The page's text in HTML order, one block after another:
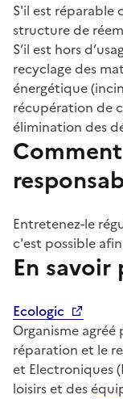
S'il est réparable
structure de
S’il est hors
recyclage des
énergétique
récupération de
élimination des
Entretenez-le
c'est possible
En savoir
Ecologic
Organisme
réparation et le
et Electroniques
loisirs et des